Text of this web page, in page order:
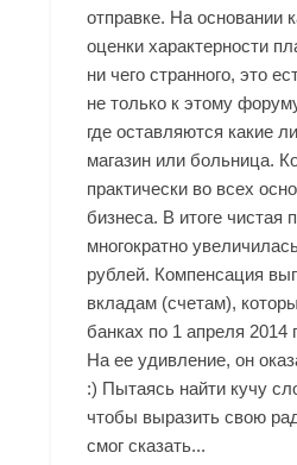
отправке. На основании
оценки характерности
ни чего странного, это
не только к этому
где оставляются какие
магазин или больница.
практически во всех
бизнеса. В итоге чистая
многократно
рублей. Компенсация
вкладам (счетам),
банках по 1 апреля 2014
На ее удивление, он
:) Пытаясь найти кучу
чтобы выразить свою
смог сказать...